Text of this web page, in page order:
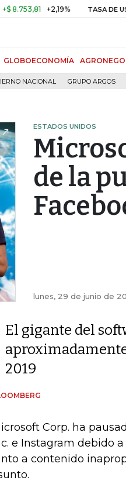
+2,19% TASA DE USURA
GLOBOECONOMÍA
NACIONAL GRUPO ARGOS
ESTADOS UNIDOS
de la
lunes, 29 de junio de
El gigante del
2019
Corp. ha
e Instagram debido
a contenido